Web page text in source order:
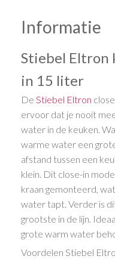
Informatie
Stiebel Eltron
in 15 liter
De Stiebel Eltron
ervoor dat je nooit
water in de keuken.
warme water een
afstand tussen een
klein. Dit close-in
kraan gemonteerd,
water tapt. Verder is
grootste in de lijn.
grote warm water
Voordelen Stiebel